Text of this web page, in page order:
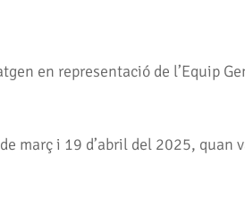
en representació de l’Equip
març i 19 d’abril del 2025, quan